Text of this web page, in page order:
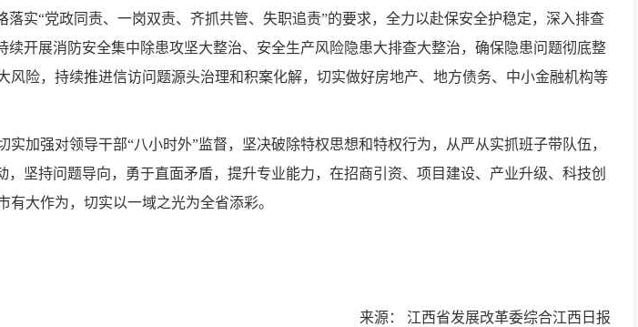
实“党政同责、一岗双责、齐抓共管、失职追责”的要求，全力以赴保安全护稳定，深入排查
开展消防安全集中除患攻坚大整治、安全生产风险隐患大排查大整治，确保隐患问题彻底整
险，持续推进信访问题源头治理和积案化解，切实做好房地产、地方债务、中小金融机构等
加强对领导干部“八小时外”监督，坚决破除特权思想和特权行为，从严从实抓班子带队伍，
坚持问题导向，勇于直面矛盾，提升专业能力，在招商引资、项目建设、产业升级、科技创
大作为，切实以一域之光为全省添彩。
来源： 江西省发展改革委综合江西日报